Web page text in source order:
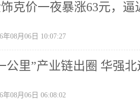
克价一夜暴涨63元，逼
年08月06日 10:07:27
公里”产业链出圈 华强
年08月06日 06:08:02